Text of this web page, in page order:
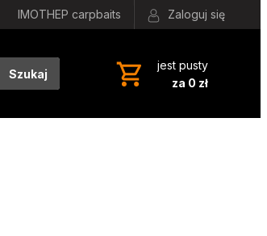
IMOTHEP carpbaits Zaloguj się
Szukaj
jest pusty
za 0 zł